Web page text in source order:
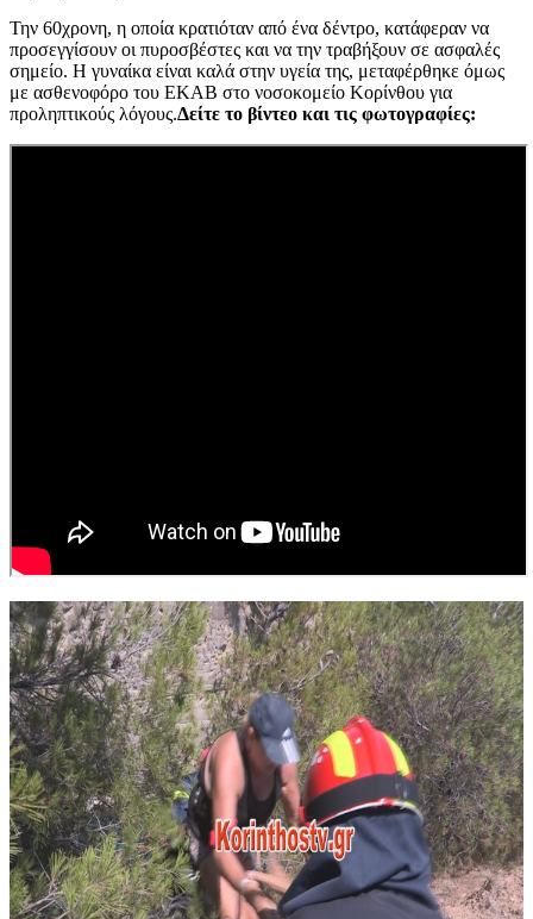
Την 60χρονη, η οποία κρατιόταν από ένα δέντρο, κατάφεραν να
προσεγγίσουν οι πυροσβέστες και να την τραβήξουν σε ασφαλές
σημείο. Η γυναίκα είναι καλά στην υγεία της, μεταφέρθηκε όμως
με ασθενοφόρο του ΕΚΑΒ στο νοσοκομείο Κορίνθου για
προληπτικούς λόγους.Δείτε το βίντεο και τις φωτογραφίες: